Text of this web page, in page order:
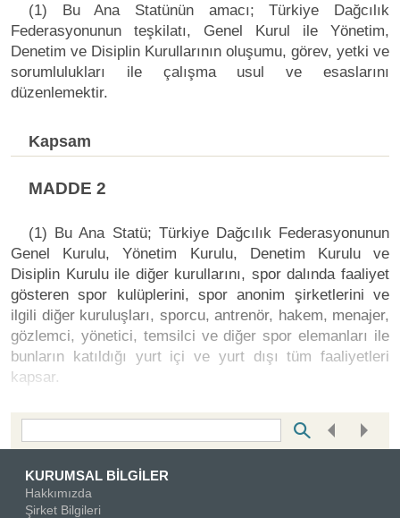
(1) Bu Ana Statünün amacı; Türkiye Dağcılık
Federasyonunun teşkilatı, Genel Kurul ile Yönetim,
Denetim ve Disiplin Kurullarının oluşumu, görev, yetki ve
sorumlulukları ile çalışma usul ve esaslarını
düzenlemektir.
Kapsam
MADDE 2
(1) Bu Ana Statü; Türkiye Dağcılık Federasyonunun
Genel Kurulu, Yönetim Kurulu, Denetim Kurulu ve
Disiplin Kurulu ile diğer kurullarını, spor dalında faaliyet
gösteren spor kulüplerini, spor anonim şirketlerini ve
ilgili diğer kuruluşları, sporcu, antrenör, hakem, menajer,
gözlemci, yönetici, temsilci ve diğer spor elemanları ile
bunların katıldığı yurt içi ve yurt dışı tüm faaliyetleri
kapsar.
KURUMSAL BİLGİLER
Hakkımızda
Şirket Bilgileri